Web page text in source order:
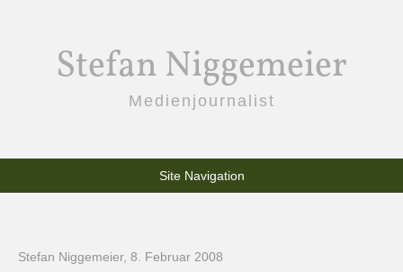
Stefan Niggemeier
Medienjournalist
Site Navigation
Stefan Niggemeier, 8. Februar 2008